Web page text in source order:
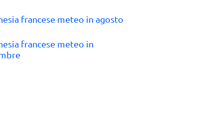
francese meteo in agosto
francese meteo in